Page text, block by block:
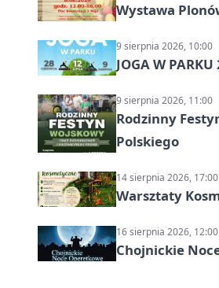
Wystawa
9 sierpnia 2026, 10:00
JOGA W
9 sierpnia 2026, 11:00
Rodzinny
Polskiego
14 sierpnia 2026, 17:00
Warsztaty
16 sierpnia 2026, 12:00
Chojnickie